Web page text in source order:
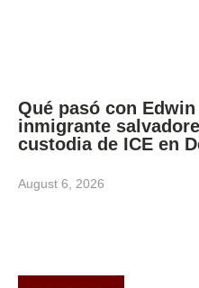
Qué pasó con
inmigrante
custodia de ICE en
August 6, 2026